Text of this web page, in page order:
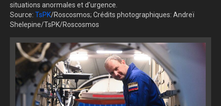
situations anormales et d'urgence.
Source: TsPK/Roscosmos; Crédits photographiques: Andreï
Shelepine/TsPK/Roscosmos